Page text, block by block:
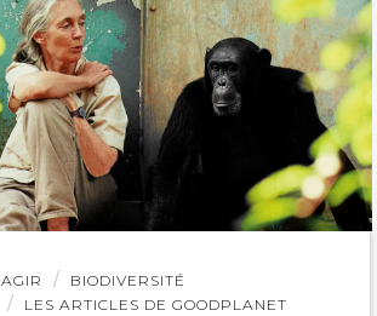
AGIR
BIODIVERSITÉ
LES ARTICLES DE GOODPLANET
Lire
l'article